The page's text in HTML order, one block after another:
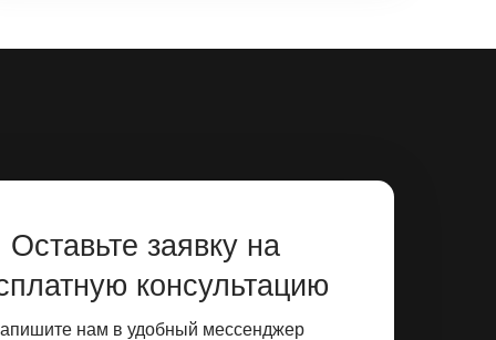
Оставьте заявку на
консультацию
нам в удобный мессенджер